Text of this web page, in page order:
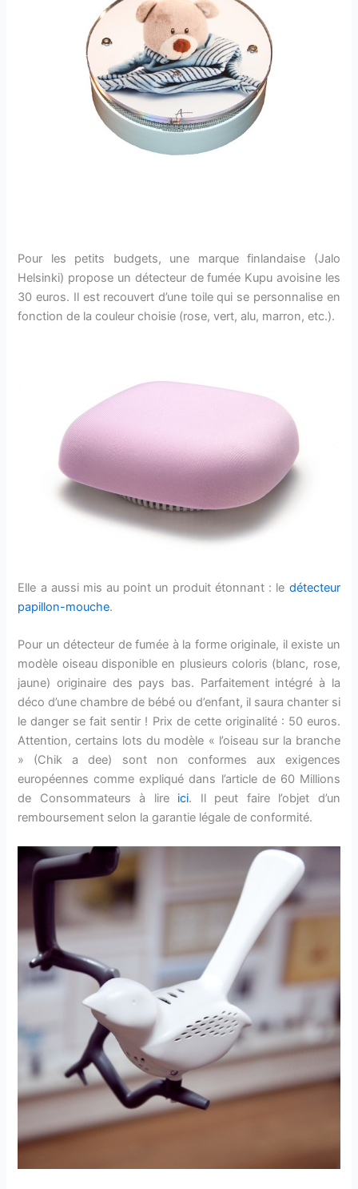
Pour les petits budgets, une marque finlandaise (Jalo
Helsinki) propose un détecteur de fumée Kupu avoisine les
30 euros. Il est recouvert d’une toile qui se personnalise en
fonction de la couleur choisie (rose, vert, alu, marron, etc.).
Elle a aussi mis au point un produit étonnant : le détecteur
papillon-mouche.
Pour un détecteur de fumée à la forme originale, il existe un
modèle oiseau disponible en plusieurs coloris (blanc, rose,
jaune) originaire des pays bas. Parfaitement intégré à la
déco d’une chambre de bébé ou d’enfant, il saura chanter si
le danger se fait sentir ! Prix de cette originalité : 50 euros.
Attention, certains lots du modèle « l’oiseau sur la branche
» (Chik a dee) sont non conformes aux exigences
européennes comme expliqué dans l’article de 60 Millions
de Consommateurs à lire ici. Il peut faire l’objet d’un
remboursement selon la garantie légale de conformité.